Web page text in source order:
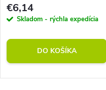
€6,14
Skladom - rýchla expedícia
DO KOŠÍKA